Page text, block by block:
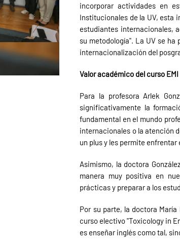
incorporar actividades en
Institucionales de la UV, esta
estudiantes internacionales,
su metodología". La UV se
internacionalización del
Valor académico del curso EMI
Para la profesora Arlek
significativamente la
fundamental en el mundo
internacionales o la atención
un plus y les permite
Asimismo, la doctora
manera muy positiva en
prácticas y preparar a los
Por su parte, la doctora
curso electivo "Toxicology in
es enseñar inglés como tal,